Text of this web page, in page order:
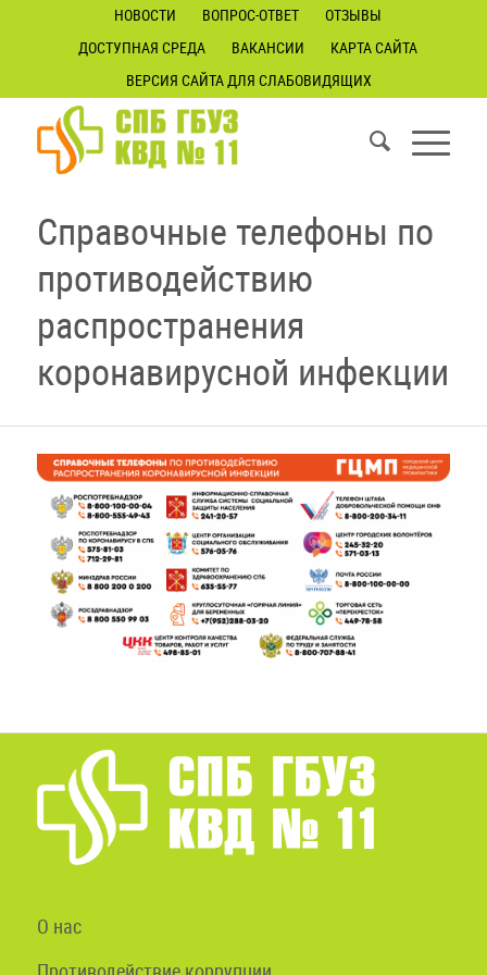
НОВОСТИ ВОПРОС-ОТВЕТ
ОТЗЫВЫ
ДОСТУПНАЯ СРЕДА
ВАКАНСИИ
КАРТА САЙТА
ВЕРСИЯ САЙТА ДЛЯ СЛАБОВИДЯЩИХ
Справочные телефоны по
противодействию
распространения
коронавирусной инфекции
О нас